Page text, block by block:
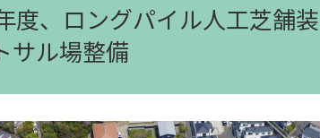
度、ロングパイル人工芝舗
サル場整備